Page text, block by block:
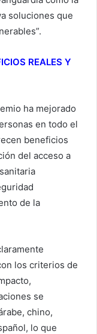
soluciones que
REALES Y
ha mejorado
en todo el
beneficios
del acceso a
de la
los criterios de
se
chino,
lo que